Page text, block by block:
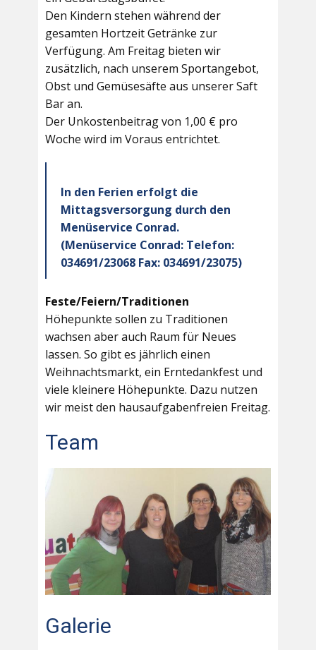
Den Kindern stehen während der
gesamten Hortzeit Getränke zur
Verfügung. Am Freitag bieten wir
zusätzlich, nach unserem Sportangebot,
Obst und Gemüsesäfte aus unserer Saft
Bar an.
Der Unkostenbeitrag von 1,00 € pro
Woche wird im Voraus entrichtet.
In den Ferien erfolgt die
Mittagsversorgung durch den
Menüservice Conrad.
(Menüservice Conrad: Telefon:
034691/23068 Fax: 034691/23075)
Feste/Feiern/Traditionen
Höhepunkte sollen zu Traditionen
wachsen aber auch Raum für Neues
lassen. So gibt es jährlich einen
Weihnachtsmarkt, ein Erntedankfest und
viele kleinere Höhepunkte. Dazu nutzen
wir meist den hausaufgabenfreien Freitag.
Team
Galerie